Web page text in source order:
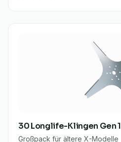
30 Longlife-Klingen Gen 1
Großpack für ältere X-Modelle